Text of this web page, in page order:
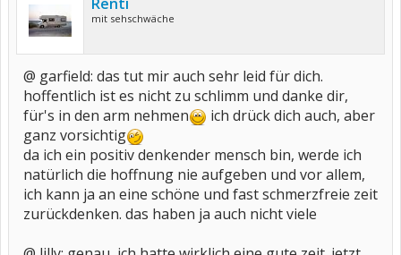
mit sehschwäche
@ garfield: das tut mir auch sehr leid für dich.
hoffentlich ist es nicht zu schlimm und danke dir,
für's in den arm nehmen
ich drück dich auch, aber
ganz vorsichtig
da ich ein positiv denkender mensch bin, werde ich
natürlich die hoffnung nie aufgeben und vor allem,
ich kann ja an eine schöne und fast schmerzfreie zeit
zurückdenken. das haben ja auch nicht viele